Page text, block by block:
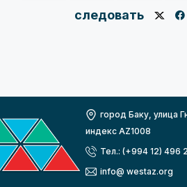
следовать
город Баку, улица
индекс AZ1008
Тел.: (+994 12) 496
info@ westaz.org